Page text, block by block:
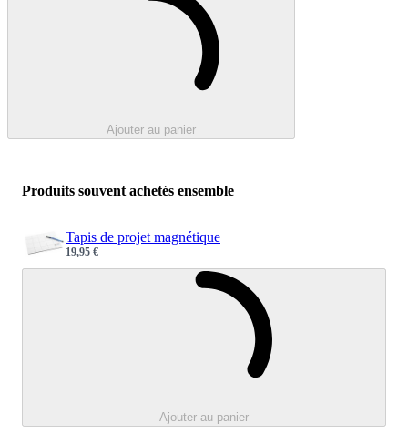
Ajouter au panier
Produits souvent achetés ensemble
Tapis de projet magnétique
Sale price
19,95 €
Ajouter au panier